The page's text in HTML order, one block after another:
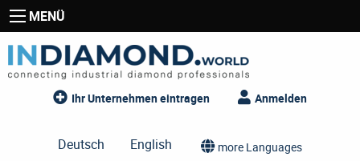
MENÜ
Ihr Unternehmen eintragen Anmelden
Deutsch English more Languages